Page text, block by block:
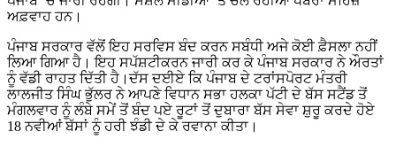
ਅਫ਼ਵਾਹ ਹਨ।
ਪੰਜਾਬ ਸਰਕਾਰ ਵੱਲੋਂ ਇਹ ਸਰਵਿਸ ਬੰਦ ਕਰਨ ਸਬੰਧੀ ਅਜੇ ਕੋਈ ਫ਼ੈਸਲਾ ਨਹੀਂ
ਲਿਆ ਗਿਆ ਹੈ। ਇਹ ਸਪੱਸ਼ਟੀਕਰਨ ਜਾਰੀ ਕਰ ਕੇ ਪੰਜਾਬ ਸਰਕਾਰ ਨੇ ਔਰਤਾਂ
ਨੂੰ ਵੱਡੀ ਰਾਹਤ ਦਿੱਤੀ ਹੈ।ਦੱਸ ਦਈਏ ਕਿ ਪੰਜਾਬ ਦੇ ਟਰਾਂਸਪੋਰਟ ਮੰਤਰੀ
ਲਾਲਜੀਤ ਸਿੰਘ ਭੁੱਲਰ ਨੇ ਆਪਣੇ ਵਿਧਾਨ ਸਭਾ ਹਲਕਾ ਪੱਟੀ ਦੇ ਬੱਸ ਸਟੈਂਡ ਤੋਂ
ਮੰਗਲਵਾਰ ਨੂੰ ਲੰਬੇ ਸਮੇਂ ਤੋਂ ਬੰਦ ਪਏ ਰੂਟਾਂ ਤੋਂ ਦੁਬਾਰਾ ਬੱਸ ਸੇਵਾ ਸ਼ੁਰੂ ਕਰਦੇ ਹੋਏ
18 ਨਵੀਆਂ ਬੱਸਾਂ ਨੂੰ ਹਰੀ ਝੰਡੀ ਦੇ ਕੇ ਰਵਾਨਾ ਕੀਤਾ।